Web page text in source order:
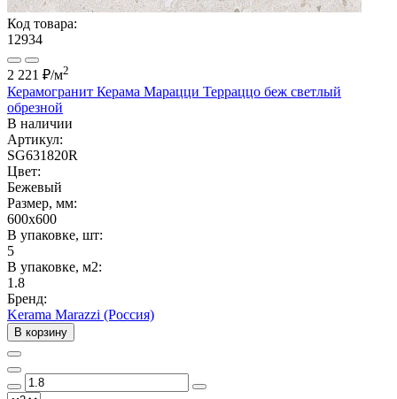
Код товара:
12934
2 221 ₽/м2
Керамогранит Керама Марацци Терраццо беж светлый
обрезной
В наличии
Артикул:
SG631820R
Цвет:
Бежевый
Размер, мм:
600x600
В упаковке, шт:
5
В упаковке, м2:
1.8
Бренд:
Kerama Marazzi (Россия)
В корзину